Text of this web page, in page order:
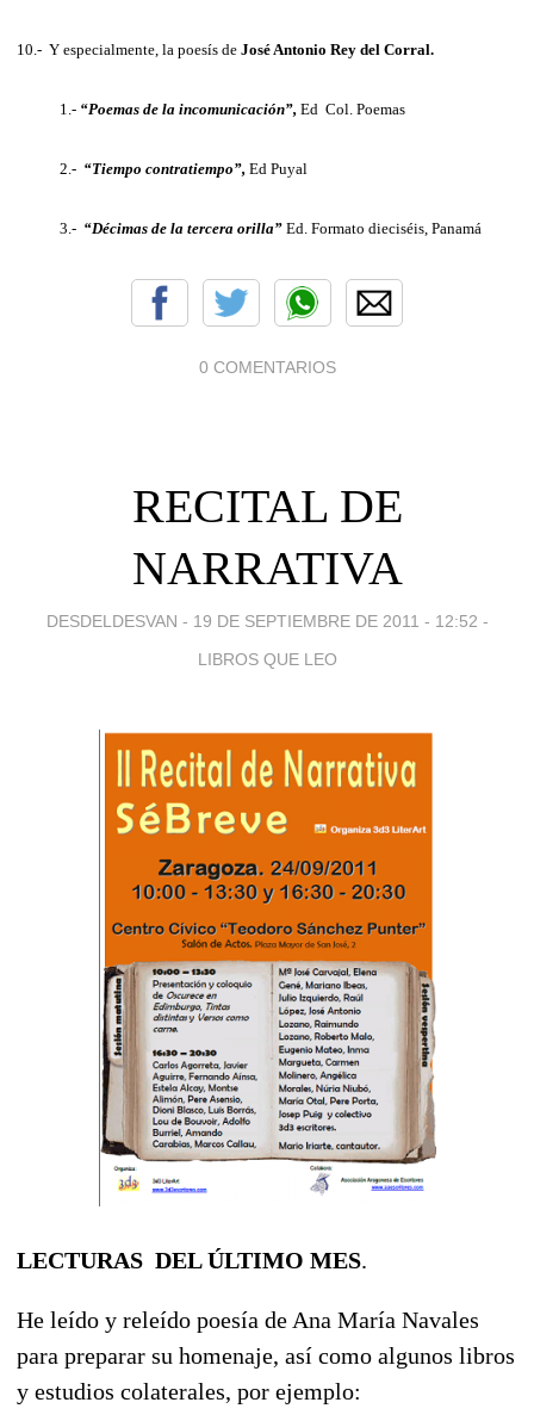
10.- Y especialmente, la poesís de José Antonio Rey del Corral.
1.- “Poemas de la incomunicación”, Ed Col. Poemas
2.- “Tiempo contratiempo”, Ed Puyal
3.- “Décimas de la tercera orilla” Ed. Formato dieciséis, Panamá
0 COMENTARIOS
RECITAL DE
NARRATIVA
DESDELDESVAN - 19 DE SEPTIEMBRE DE 2011 - 12:52 -
LIBROS QUE LEO
LECTURAS DEL ÚLTIMO MES.
He leído y releído poesía de Ana María Navales
para preparar su homenaje, así como algunos libros
y estudios colaterales, por ejemplo: